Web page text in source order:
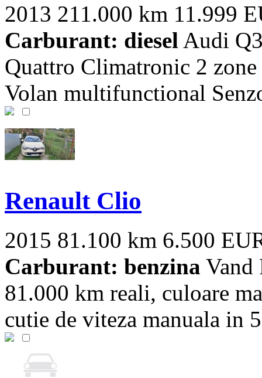
2013 211.000 km 11.999
Carburant: diesel Audi
Quattro Climatronic 2
Volan multifunctional
Renault Clio
2015 81.100 km 6.500
Carburant: benzina Vand
81.000 km reali, culoare
cutie de viteza manuala in